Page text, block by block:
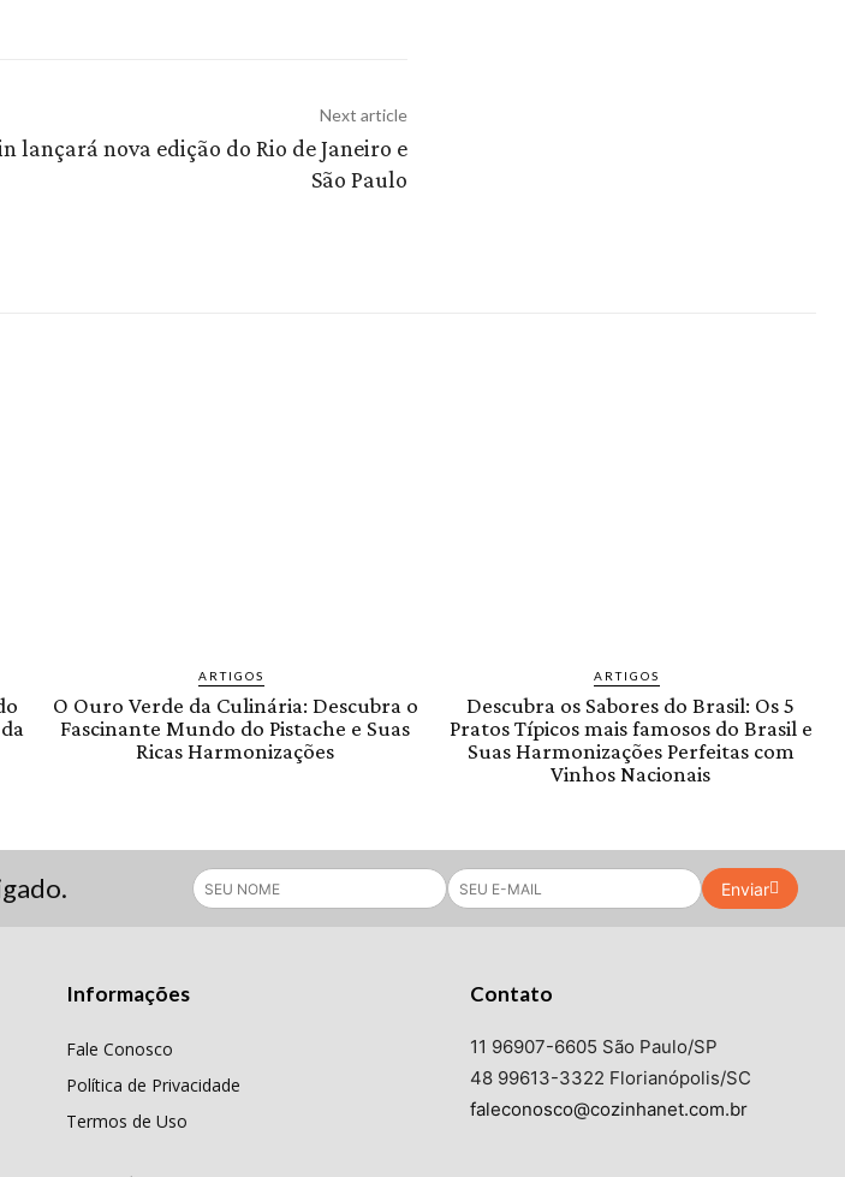
Next article
lançará nova edição do Rio de Janeiro e
São Paulo
ARTIGOS
O Ouro Verde da Culinária: Descubra o
Fascinante Mundo do Pistache e Suas
Ricas Harmonizações
ARTIGOS
Descubra os Sabores do Brasil: Os 5
Pratos Típicos mais famosos do Brasil e
Suas Harmonizações Perfeitas com
Vinhos Nacionais
Enviar
Informações
Fale Conosco
Política de Privacidade
Termos de Uso
Contato
11 96907-6605 São Paulo/SP
48 99613-3322 Florianópolis/SC
faleconosco@cozinhanet.com.br